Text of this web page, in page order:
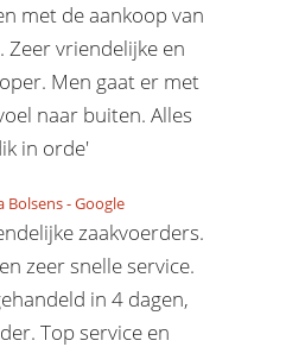
met de aankoop van
Zeer vriendelijke en
Men gaat er met
naar buiten. Alles
in orde'
Bolsens-Google
zaakvoerders.
zeer snelle service.
in 4 dagen,
Top service en